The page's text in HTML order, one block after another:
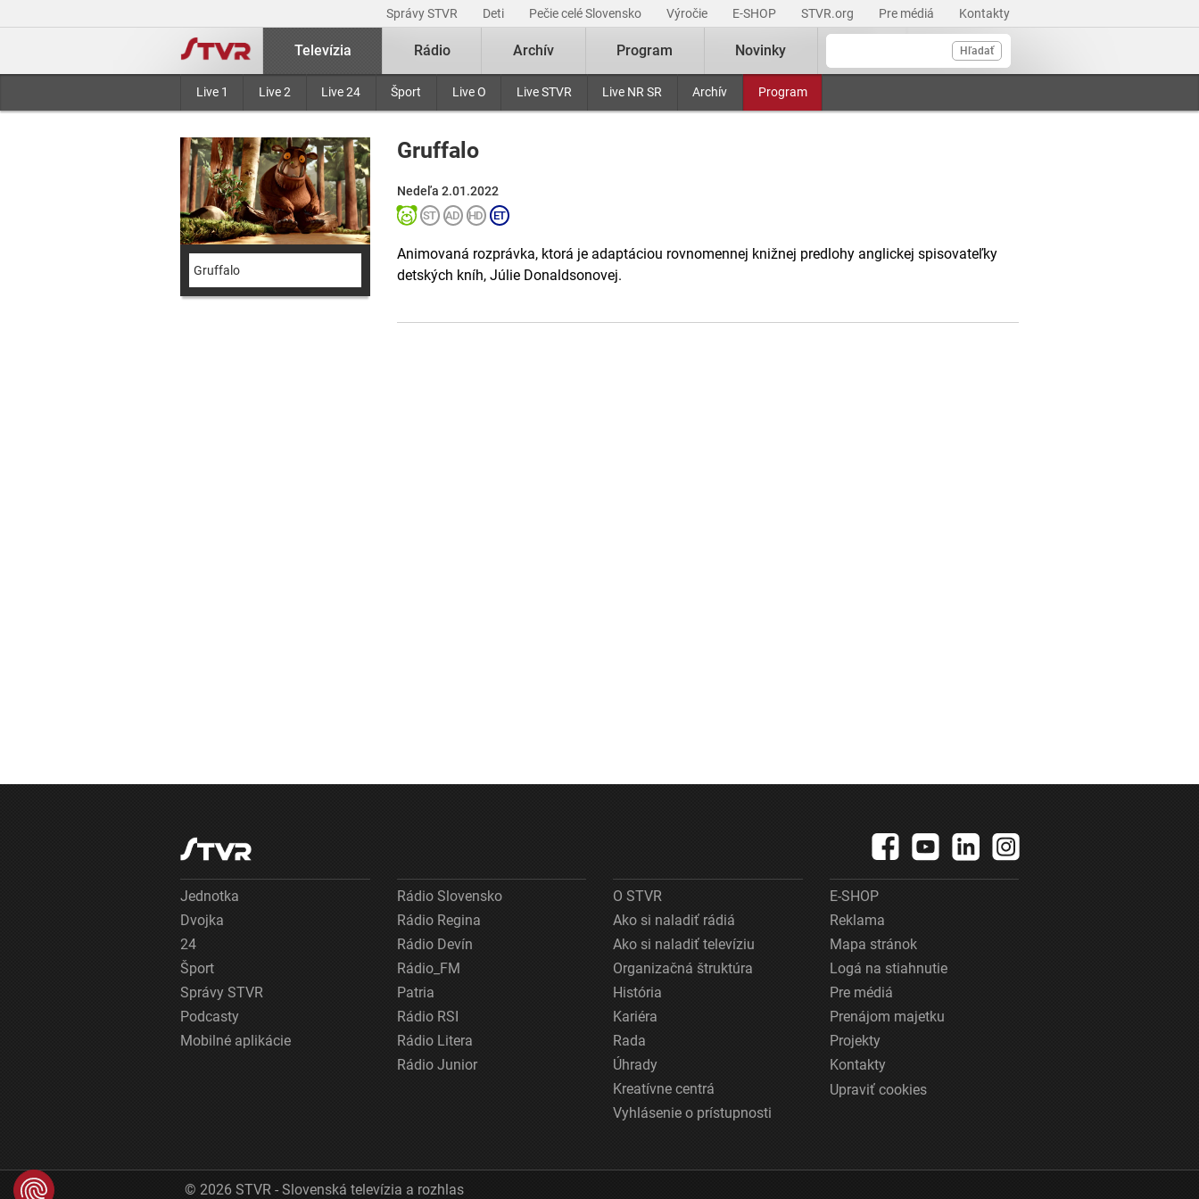
Správy STVR Deti Pečie celé Slovensko Výročie E-SHOP STVR.org Pre médiá Kontakty
Hľadať
Televízia
Live 1 Live 2 Live 24 Šport Live O Live STVR Live NR SR Archív Program
Rádio Archív Program Novinky
Gruffalo
Gruffalo
Nedeľa 2.01.2022
Animovaná rozprávka, ktorá je adaptáciou rovnomennej knižnej predlohy anglickej spisovateľky
detských kníh, Júlie Donaldsonovej.
Jednotka
Dvojka
24
Šport
Správy STVR
Podcasty
Mobilné aplikácie
Rádio Slovensko
Rádio Regina
Rádio Devín
Rádio_FM
Patria
Rádio RSI
Rádio Litera
Rádio Junior
O STVR
Ako si naladiť rádiá
Ako si naladiť televíziu
Organizačná štruktúra
História
Kariéra
Rada
Úhrady
Kreatívne centrá
Vyhlásenie o prístupnosti
E-SHOP
Reklama
Mapa stránok
Logá na stiahnutie
Pre médiá
Prenájom majetku
Projekty
Kontakty
Upraviť cookies
© 2026 STVR - Slovenská televízia a rozhlas